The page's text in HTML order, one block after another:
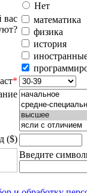
Нет
вас
математика
физика
история
*
($)
Введите